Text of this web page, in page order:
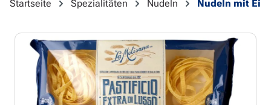
Startseite Spezialitäten Nudeln Nudeln mit Ei
Bildergalerie überspringen